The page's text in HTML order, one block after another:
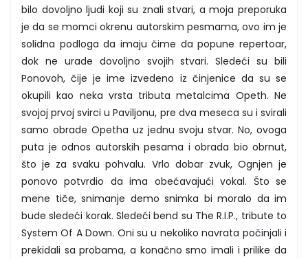
bilo dovoljno ljudi koji su znali stvari, a moja preporuka
je da se momci okrenu autorskim pesmama, ovo im je
solidna podloga da imaju čime da popune repertoar,
dok ne urade dovoljno svojih stvari. Sledeći su bili
Ponovoh, čije je ime izvedeno iz činjenice da su se
okupili kao neka vrsta tributa metalcima Opeth. Ne
svojoj prvoj svirci u Paviljonu, pre dva meseca su i svirali
samo obrade Opetha uz jednu svoju stvar. No, ovoga
puta je odnos autorskih pesama i obrada bio obrnut,
što je za svaku pohvalu. Vrlo dobar zvuk, Ognjen je
ponovo potvrdio da ima obećavajući vokal. Što se
mene tiče, snimanje demo snimka bi moralo da im
bude sledeći korak. Sledeći bend su The R.I.P., tribute to
System Of A Down. Oni su u nekoliko navrata počinjali i
prekidali sa probama, a konačno smo imali i prilike da